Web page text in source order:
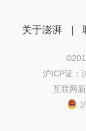
关于澎湃 |
沪ICP证：
互联网